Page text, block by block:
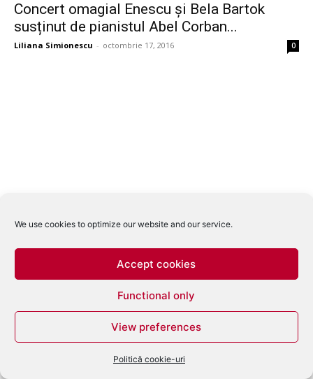
We use cookies to optimize our website and our service.
Accept cookies
Functional only
View preferences
Politică cookie-uri
Concert omagial Enescu și Bela Bartok
susținut de pianistul Abel Corban...
Liliana Simionescu - octombrie 17, 2016 0